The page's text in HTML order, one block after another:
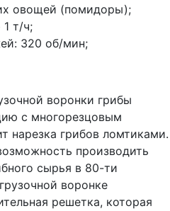
овощей (помидоры);
1 т/ч;
320 об/мин;
воронки грибы
с многорезцовым
нарезка грибов ломтиками.
производить
сырья в 80-ти
воронке
решетка, которая